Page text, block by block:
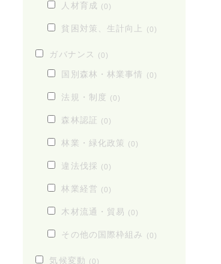
人材育成 (0)
貧困対策、生計向上 (0)
ガバナンス (0)
国別森林・林業事情 (0)
法規・制度 (0)
森林認証 (0)
林業・緑化政策 (0)
違法伐採 (0)
林業経営 (0)
木材流通・貿易 (0)
その他の国際枠組み (0)
気候変動 (0)